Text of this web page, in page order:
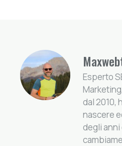
Esperto
dal 2010,
nascere
degli